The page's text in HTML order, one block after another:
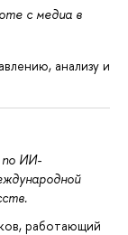
с медиа в
анализу и
по ИИ-
работающий